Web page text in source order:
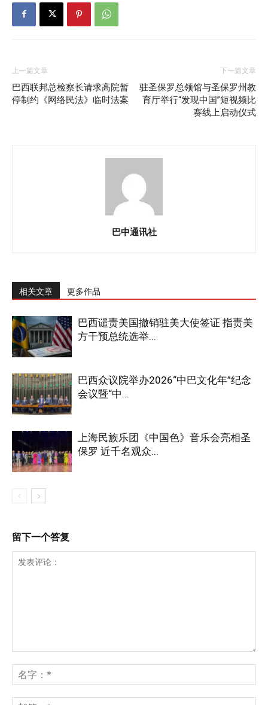
上一篇文章
巴西联邦总检察长请求高院暂
停制约《网络民法》临时法案
下一篇文章
驻圣保罗总领馆与圣保罗州教
育厅举行“发现中国”短视频比
赛线上启动仪式
巴中通讯社
相关文章 更多作品
巴西谴责美国撤销驻美大使签证 指责美
方干预总统选举...
巴西众议院举办2026“中巴文化年”纪念
会议暨“中...
上海民族乐团《中国色》音乐会亮相圣
保罗 近千名观众...
留下一个答复